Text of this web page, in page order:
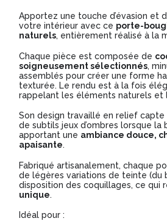
Apportez une touche d’évasion et
votre intérieur avec ce porte-
naturels, entièrement réalisé à la
Chaque pièce est composée de
soigneusement sélectionnés,
assemblés pour créer une forme
texturée. Le rendu est à la fois
rappelant les éléments naturels et
Son design travaillé en relief
de subtils jeux d’ombres lorsque la
apportant une ambiance douce,
apaisante.
Fabriqué artisanalement, chaque
de légères variations de teinte (du
disposition des coquillages, ce qui
unique.
Idéal pour :